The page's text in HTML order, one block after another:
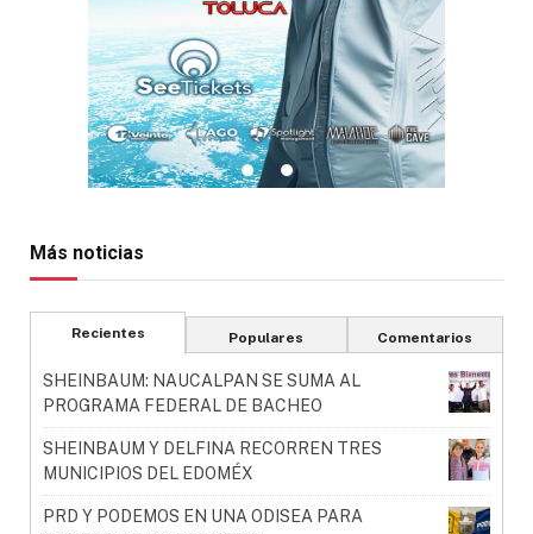
Más noticias
Recientes Populares Comentarios
SHEINBAUM: NAUCALPAN SE SUMA AL
PROGRAMA FEDERAL DE BACHEO
SHEINBAUM Y DELFINA RECORREN TRES
MUNICIPIOS DEL EDOMÉX
PRD Y PODEMOS EN UNA ODISEA PARA